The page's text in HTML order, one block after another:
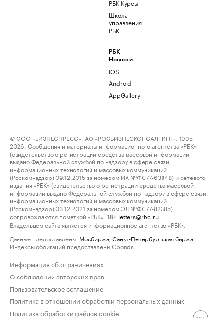
РБК Курсы
Школа
управления
РБК
РБК
Новости
iOS
Android
AppGallery
© ООО «БИЗНЕСПРЕСС», АО «РОСБИЗНЕСКОНСАЛТИНГ», 1995–
2026. Сообщения и материалы информационного агентства «РБК»
(свидетельство о регистрации средства массовой информации
выдано Федеральной службой по надзору в сфере связи,
информационных технологий и массовых коммуникаций
(Роскомнадзор) 09.12.2015 за номером ИА №ФС77-63848) и сетевого
издания «РБК» (свидетельство о регистрации средства массовой
информации выдано Федеральной службой по надзору в сфере связи,
информационных технологий и массовых коммуникаций
(Роскомнадзор) 03.12.2021 за номером ЭЛ №ФС77-82385)
сопровождаются пометкой «РБК».
18+ letters@rbc.ru
Владельцем сайта является информационное агентство «РБК».
Данные предоставлены: Мосбиржа Санкт-Петербургская биржа
Индексы облигаций предоставлены Cbonds.
Информация об ограничениях
О соблюдении авторских прав
Пользовательское соглашение
Политика в отношении обработки персональных данных
Политика обработки файлов cookie